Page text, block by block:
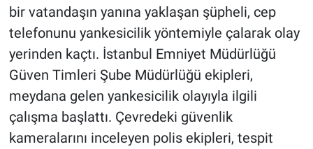
bir vatandaşın yanına yaklaşan şüpheli, cep
telefonunu yankesicilik yöntemiyle çalarak olay
yerinden kaçtı. İstanbul Emniyet Müdürlüğü
Güven Timleri Şube Müdürlüğü ekipleri,
meydana gelen yankesicilik olayıyla ilgili
çalışma başlattı. Çevredeki güvenlik
kameralarını inceleyen polis ekipleri, tespit